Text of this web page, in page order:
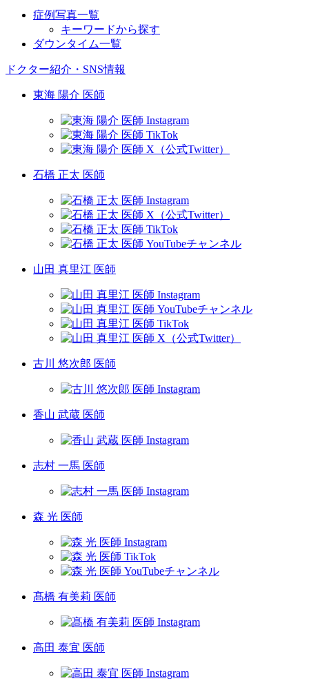
症例写真一覧
キーワードから探す
ダウンタイム一覧
ドクター紹介・SNS情報
東海 陽介 医師
石橋 正太 医師
山田 真里江 医師
古川 悠次郎 医師
香山 武蔵 医師
志村 一馬 医師
森 光 医師
髙橋 有美莉 医師
高田 泰宜 医師